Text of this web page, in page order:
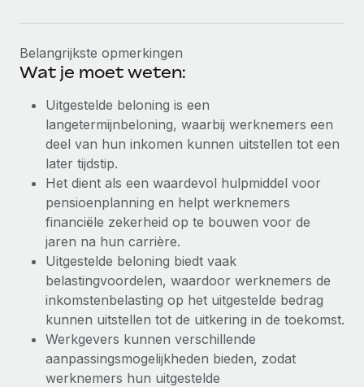
Belangrijkste opmerkingen
Wat je moet weten:
Uitgestelde beloning is een
langetermijnbeloning, waarbij werknemers een
deel van hun inkomen kunnen uitstellen tot een
later tijdstip.
Het dient als een waardevol hulpmiddel voor
pensioenplanning en helpt werknemers
financiële zekerheid op te bouwen voor de
jaren na hun carrière.
Uitgestelde beloning biedt vaak
belastingvoordelen, waardoor werknemers de
inkomstenbelasting op het uitgestelde bedrag
kunnen uitstellen tot de uitkering in de toekomst.
Werkgevers kunnen verschillende
aanpassingsmogelijkheden bieden, zodat
werknemers hun uitgestelde